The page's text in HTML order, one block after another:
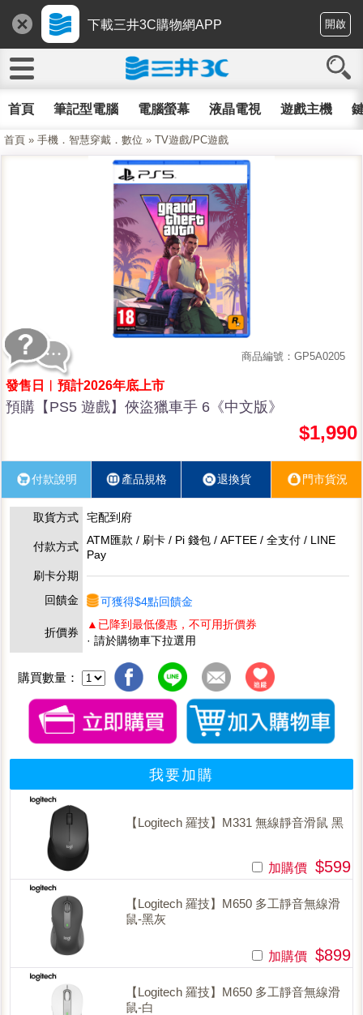
下載三井3C購物網APP 開啟
首頁 筆記型電腦 電腦螢幕 液晶電視 遊戲主機
首頁 » 手機．智慧穿戴．數位 » TV遊戲/PC遊戲
商品編號：GP5A0205
發售日︱預計2026年底上市
預購【PS5 遊戲】俠盜獵車手 6《中文版》
$1,990
付款說明 產品規格 退換貨 門市貨況
取貨方式 宅配到府
付款方式
ATM匯款 / 刷卡 / Pi 錢包 / AFTEE / 全支付 / LINE
Pay
刷卡分期
回饋金
可獲得$4點回饋金
折價券
▲已降到最低優惠，不可用折價券
· 請於購物車下拉選用
購買數量：
我要加購
【Logitech 羅技】M331 無線靜音滑鼠 黑
加購價 $599
【Logitech 羅技】M650 多工靜音無線滑
鼠-黑灰
加購價 $899
【Logitech 羅技】M650 多工靜音無線滑
鼠-白